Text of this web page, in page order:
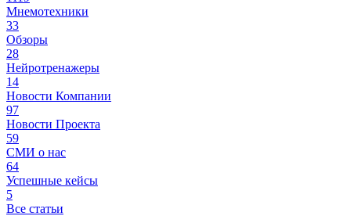
Мнемотехники
33
Обзоры
28
Нейротренажеры
14
Новости Компании
97
Новости Проекта
59
СМИ о нас
64
Успешные кейсы
5
Все статьи